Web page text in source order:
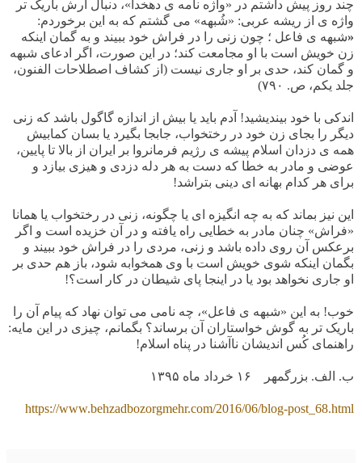
چند روز پیش داشتم در «واژه نامه ی دهخدا»، دنبال آرش باریک تر
واژه ی از ریشه عربی: «شُبهه» می گشتم که به این برخوردم:
«شبهه ی فاعل ؛ چون زنی را در فراش خود ببیند و به گمان اینکه
زن خویش است با او مجامعت کند؛ در این صورت، اگر ادعای شبهه
و گمان کند، حدی بر او جاری نیست (از کشاف اصطلاحات الفنون،
جلد یکم، ص. ۷۹۰)
اندکی با خود بیندیشید! آدم باید یا بیش از اندازه گاگول باشد که زنی
دیگر را بجای زن خود در رختخواب، جابجا بگیرد یا بسان کمابیش
همه ی دزدان اسلام پیشه ی رژیم فرمانروا بر ایران از بالا تا پایین،
عوضی و مادر به خطا که دست به هر دله دزدی و هیزی بیازد و
برای هر کدام بهانه ای دینی بتراشد!
این نیز بماند که به چه انگیزه ای یا چگونه، زنی در رختخواب یا همانا
«فراش» چنان مادر به خطایی راه یافته و در آن خزیده است و اگر
برعکس آن روی داده باشد و زنی، مردی را در فراش خود ببیند و
بگمان اینکه شوی خویش است با وی همخوابه شود، باز هم حدی بر
او جاری نخواهد بود یا در اینجا پای شیطان در کار است؟!
خوب! به این «شبهه ی فاعل»، چه نامی می توان نهاد که پیام آن را
باریک تر به گوش خواستاران آن برساند؟ بگمانم، چیزی در این مایه:
راهنمای کُس اندیشان ناآشنا در پناه اسلام!
ب. الف. بزرگمهر ۱۶ خرداد ماه ۱۳۹۵
https://www.behzadbozorgmehr.com/2016/06/blog-post_68.html